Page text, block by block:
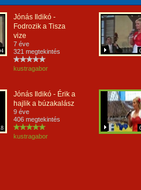
Jónás Ildikó -
Fodrozik a Tisza
vize
7 éve
321 megtekintés
kustragabor
Jónás Ildikó - Érik a
hajlik a búzakalász
9 éve
406 megtekintés
kustragabor